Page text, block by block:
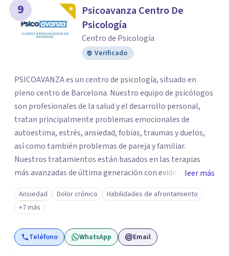
9
Psicoavanza Centro De
Psicología
Centro de Psicología
Verificado
PSICOAVANZA es un centro de psicología, situado en
pleno centro de Barcelona. Nuestro equipo de psicólogos
son profesionales de la salud y el desarrollo personal,
tratan principalmente problemas emocionales de
autoestima, estrés, ansiedad, fobias, traumas y duelos,
así como también problemas de pareja y familiar.
Nuestros tratamientos están basados en las terapias
más avanzadas de última generación con evidencia
científica y con las técnicas más efectivas. Somos un
centro de referencia en los trastornos de ansiedad y
fobias, nuestro equipo ha desarrollado una terapia muy
innovadora y altamente efectiva para trabajar los
trastornos de ansiedad y fobias, integrando en la terapia
leer más
Ansiedad Dolor crónico
Habilidades de afrontamiento
+7 más
Teléfono WhatsApp Email